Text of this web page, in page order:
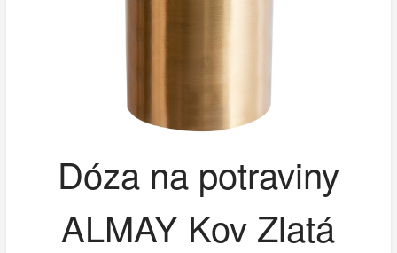
Dóza na potraviny
ALMAY Kov Zlatá